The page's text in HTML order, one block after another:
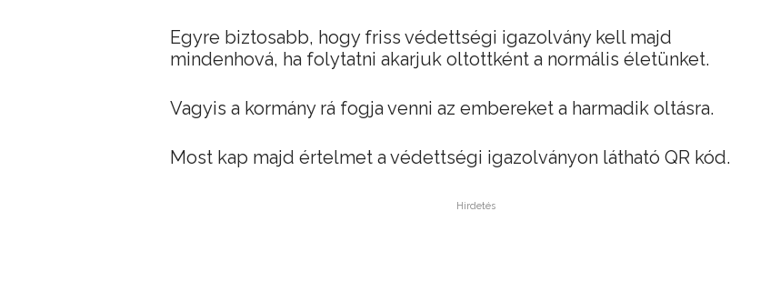
Egyre biztosabb, hogy friss védettségi igazolvány kell majd
mindenhová, ha folytatni akarjuk oltottként a normális életünket.
Vagyis a kormány rá fogja venni az embereket a harmadik oltásra.
Most kap majd értelmet a védettségi igazolványon látható QR kód.
Hirdetés